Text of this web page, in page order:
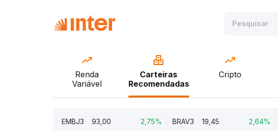
Renda
Variável
Carteiras
Recomendadas
Cripto
93,00 BRAV3 19,45 KLBN11